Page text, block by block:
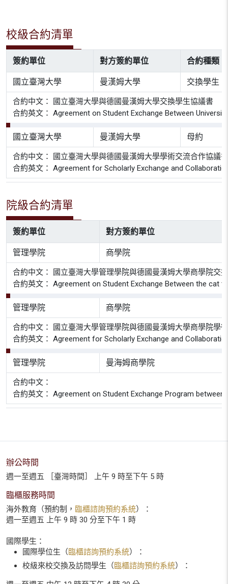
校級合約清單
簽約單位 對方簽約單位 合約種類
國立臺灣大學 曼漢姆大學 交換學生
合約中文： 國立臺灣大學與德國曼漢姆大學交換學生協議書
合約英文： Agreement on Student Exchange Between
國立臺灣大學 曼漢姆大學 母約
合約中文： 國立臺灣大學與德國曼漢姆大學學術交流合作協議書
合約英文： Agreement for Scholarly Exchange and
院級合約清單
簽約單位 對方簽約單位
管理學院 商學院
合約中文： 國立臺灣大學管理學院與德國曼漢姆大學商學院交
合約英文： Agreement on Student Exchange Between the cat
管理學院 商學院
合約中文： 國立臺灣大學管理學院與德國曼漢姆大學商學院學
合約英文： Agreement for Scholarly Exchange and
管理學院 曼海姆商學院
合約中文：
合約英文： Agreement on Student Exchange Program
辦公時間
週一至週五 ［臺灣時間］ 上午 9 時至下午 5 時
臨櫃服務時間
海外教育（預約制， 臨櫃諮詢預約系統）：
週一至週五 上午 9 時 30 分至下午 1 時
國際學生：
國際學位生（臨櫃諮詢預約系統）：
校級來校交換及訪問學生（臨櫃諮詢預約系統）：